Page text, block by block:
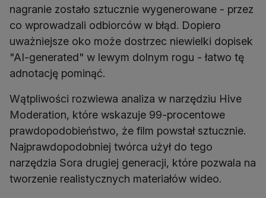
nagranie zostało sztucznie wygenerowane - przez
co wprowadzali odbiorców w błąd. Dopiero
uważniejsze oko może dostrzec niewielki dopisek
"AI-generated" w lewym dolnym rogu - łatwo tę
adnotację pominąć.
Wątpliwości rozwiewa analiza w narzędziu Hive
Moderation, które wskazuje 99-procentowe
prawdopodobieństwo, że film powstał sztucznie.
Najprawdopodobniej twórca użył do tego
narzędzia Sora drugiej generacji, które pozwala na
tworzenie realistycznych materiałów wideo.